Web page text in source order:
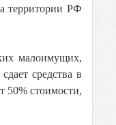
территории РФ
малоимущих,
средства в
50% стоимости,